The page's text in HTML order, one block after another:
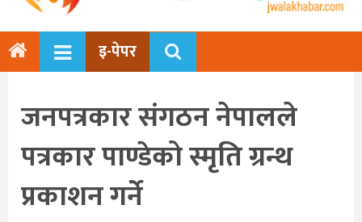
इ-पेपर
जनपत्रकार संगठन नेपालले
पत्रकार पाण्डेको स्मृति ग्रन्थ
प्रकाशन गर्ने